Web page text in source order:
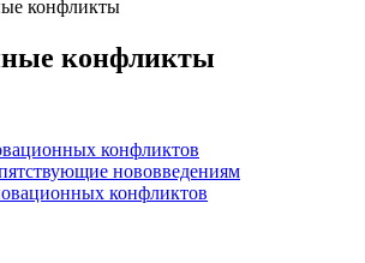
конфликты
конфликты
конфликтов
нововведениям
конфликтов